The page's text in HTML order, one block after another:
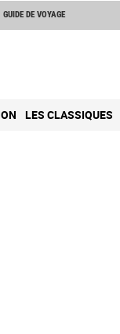
GUIDE DE VOYAGE
LES CLASSIQUES